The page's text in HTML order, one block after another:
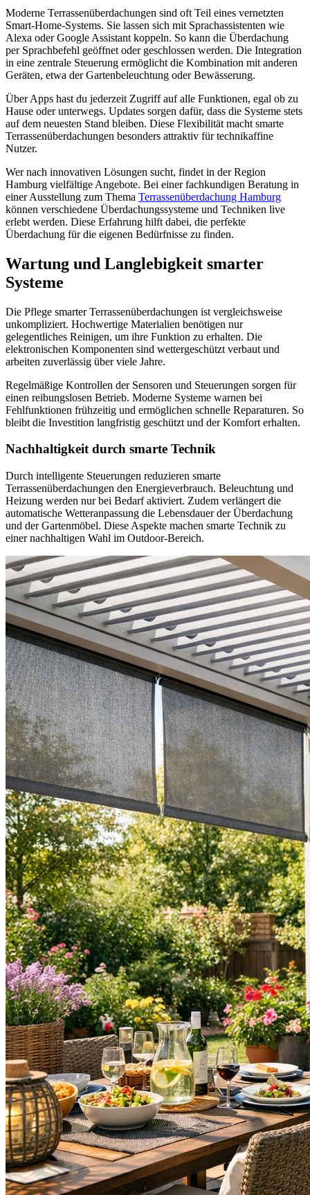
Moderne Terrassenüberdachungen sind oft Teil eines vernetzten
Smart-Home-Systems. Sie lassen sich mit Sprachassistenten wie
Alexa oder Google Assistant koppeln. So kann die Überdachung
per Sprachbefehl geöffnet oder geschlossen werden. Die Integration
in eine zentrale Steuerung ermöglicht die Kombination mit anderen
Geräten, etwa der Gartenbeleuchtung oder Bewässerung.
Über Apps hast du jederzeit Zugriff auf alle Funktionen, egal ob zu
Hause oder unterwegs. Updates sorgen dafür, dass die Systeme stets
auf dem neuesten Stand bleiben. Diese Flexibilität macht smarte
Terrassenüberdachungen besonders attraktiv für technikaffine
Nutzer.
Wer nach innovativen Lösungen sucht, findet in der Region
Hamburg vielfältige Angebote. Bei einer fachkundigen Beratung in
einer Ausstellung zum Thema Terrassenüberdachung Hamburg
können verschiedene Überdachungssysteme und Techniken live
erlebt werden. Diese Erfahrung hilft dabei, die perfekte
Überdachung für die eigenen Bedürfnisse zu finden.
Wartung und Langlebigkeit smarter
Systeme
Die Pflege smarter Terrassenüberdachungen ist vergleichsweise
unkompliziert. Hochwertige Materialien benötigen nur
gelegentliches Reinigen, um ihre Funktion zu erhalten. Die
elektronischen Komponenten sind wettergeschützt verbaut und
arbeiten zuverlässig über viele Jahre.
Regelmäßige Kontrollen der Sensoren und Steuerungen sorgen für
einen reibungslosen Betrieb. Moderne Systeme warnen bei
Fehlfunktionen frühzeitig und ermöglichen schnelle Reparaturen. So
bleibt die Investition langfristig geschützt und der Komfort erhalten.
Nachhaltigkeit durch smarte Technik
Durch intelligente Steuerungen reduzieren smarte
Terrassenüberdachungen den Energieverbrauch. Beleuchtung und
Heizung werden nur bei Bedarf aktiviert. Zudem verlängert die
automatische Wetteranpassung die Lebensdauer der Überdachung
und der Gartenmöbel. Diese Aspekte machen smarte Technik zu
einer nachhaltigen Wahl im Outdoor-Bereich.